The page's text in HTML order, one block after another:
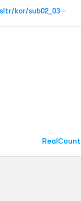
https://www.cheonan.go.kr/prog/caLoveNwsltr/kor/sub02_03_02/list.do
RealCount